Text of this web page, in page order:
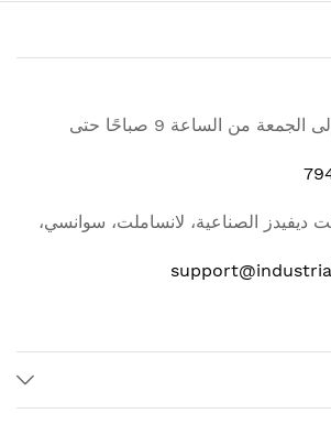
اتصل بنا من الاثنين إلى الجمعة من الساعة 9 صباحًا حتى
سانت ديفيدز الصناعية، لانساملت، سوانسي،